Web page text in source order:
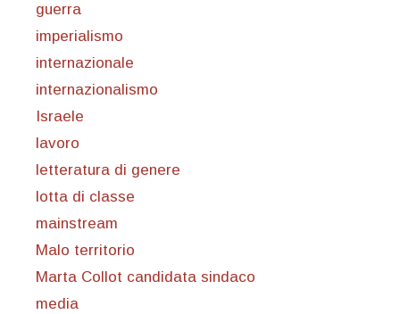
guerra
imperialismo
internazionale
internazionalismo
Israele
lavoro
letteratura di genere
lotta di classe
mainstream
Malo territorio
Marta Collot candidata sindaco
media